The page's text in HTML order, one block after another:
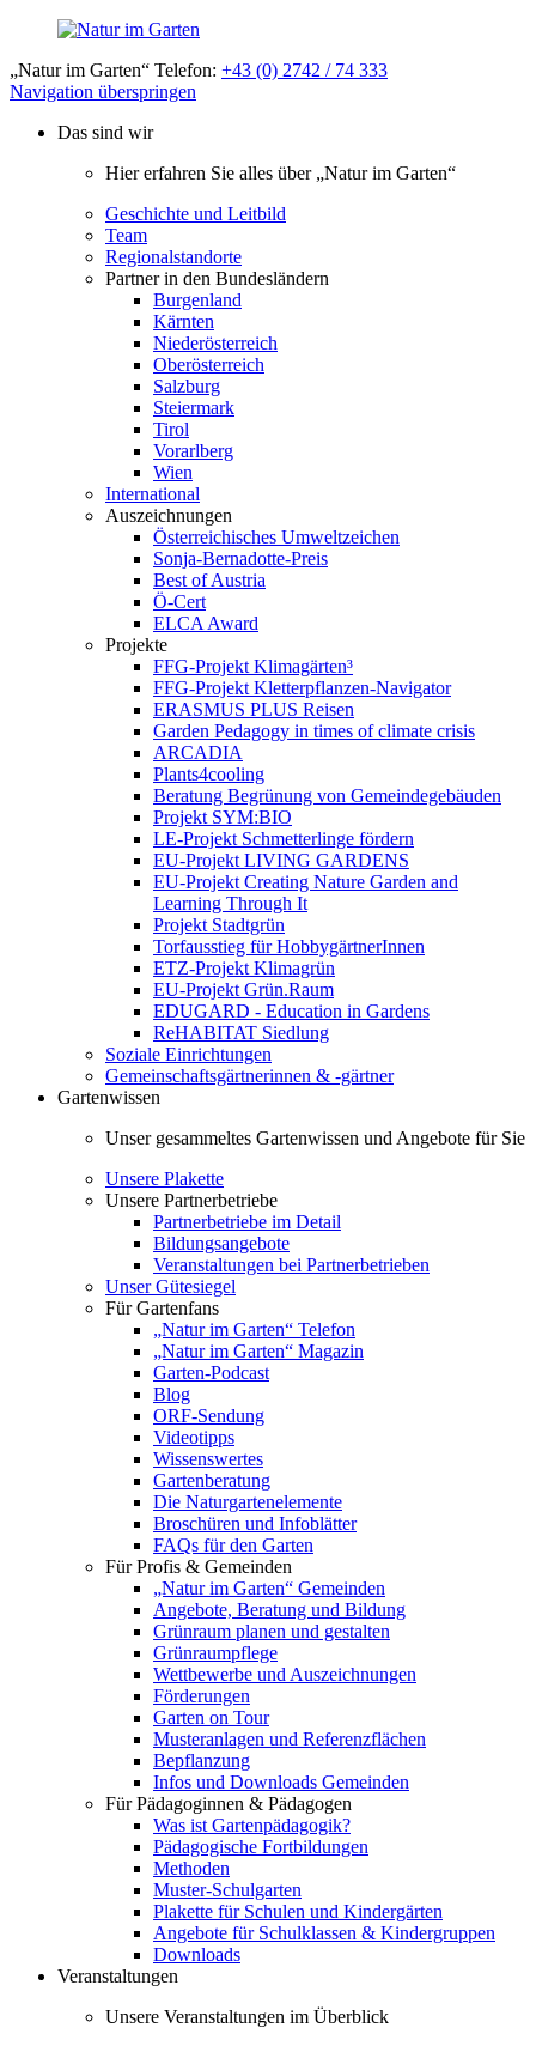
„Natur im Garten“ Telefon: +43 (0) 2742 / 74 333
Navigation überspringen
Das sind wir
Hier erfahren Sie alles über „Natur im Garten“
Geschichte und Leitbild
Team
Regionalstandorte
Partner in den Bundesländern
Burgenland
Kärnten
Niederösterreich
Oberösterreich
Salzburg
Steiermark
Tirol
Vorarlberg
Wien
International
Auszeichnungen
Österreichisches Umweltzeichen
Sonja-Bernadotte-Preis
Best of Austria
Ö-Cert
ELCA Award
Projekte
FFG-Projekt Klimagärten³
FFG-Projekt Kletterpflanzen-Navigator
ERASMUS PLUS Reisen
Garden Pedagogy in times of climate crisis
ARCADIA
Plants4cooling
Beratung Begrünung von Gemeindegebäuden
Projekt SYM:BIO
LE-Projekt Schmetterlinge fördern
EU-Projekt LIVING GARDENS
EU-Projekt Creating Nature Garden and
Learning Through It
Projekt Stadtgrün
Torfausstieg für HobbygärtnerInnen
ETZ-Projekt Klimagrün
EU-Projekt Grün.Raum
EDUGARD - Education in Gardens
ReHABITAT Siedlung
Soziale Einrichtungen
Gemeinschaftsgärtnerinnen & -gärtner
Gartenwissen
Unser gesammeltes Gartenwissen und Angebote für Sie
Unsere Plakette
Unsere Partnerbetriebe
Partnerbetriebe im Detail
Bildungsangebote
Veranstaltungen bei Partnerbetrieben
Unser Gütesiegel
Für Gartenfans
„Natur im Garten“ Telefon
„Natur im Garten“ Magazin
Garten-Podcast
Blog
ORF-Sendung
Videotipps
Wissenswertes
Gartenberatung
Die Naturgartenelemente
Broschüren und Infoblätter
FAQs für den Garten
Für Profis & Gemeinden
„Natur im Garten“ Gemeinden
Angebote, Beratung und Bildung
Grünraum planen und gestalten
Grünraumpflege
Wettbewerbe und Auszeichnungen
Förderungen
Garten on Tour
Musteranlagen und Referenzflächen
Bepflanzung
Infos und Downloads Gemeinden
Für Pädagoginnen & Pädagogen
Was ist Gartenpädagogik?
Pädagogische Fortbildungen
Methoden
Muster-Schulgarten
Plakette für Schulen und Kindergärten
Angebote für Schulklassen & Kindergruppen
Downloads
Veranstaltungen
Unsere Veranstaltungen im Überblick